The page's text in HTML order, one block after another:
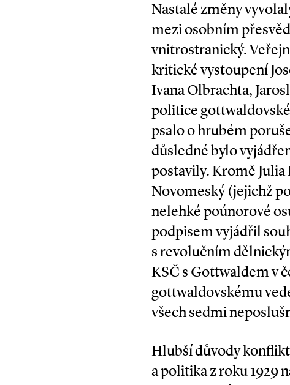
Nastalé změny
mezi osobním
vnitrostranický.
kritické vystoupení
Ivana Olbrachta,
politice
psalo o hrubém
důsledné bylo
postavily. Kromě Julia
Novomeský (jejichž
nelehké poúnorové
podpisem vyjádřil
s revolučním
KSČ s Gottwaldem v
gottwaldovskému
všech sedmi
Hlubší důvody
a politika z roku 1929